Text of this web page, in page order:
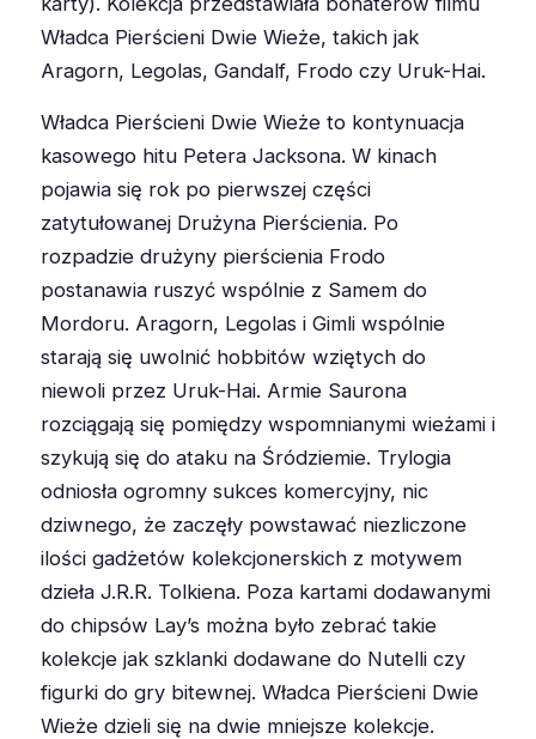
Władca Pierścieni Dwie Wieże, takich jak
Aragorn, Legolas, Gandalf, Frodo czy Uruk-Hai.
Władca Pierścieni Dwie Wieże to kontynuacja
kasowego hitu Petera Jacksona. W kinach
pojawia się rok po pierwszej części
zatytułowanej Drużyna Pierścienia. Po
rozpadzie drużyny pierścienia Frodo
postanawia ruszyć wspólnie z Samem do
Mordoru. Aragorn, Legolas i Gimli wspólnie
starają się uwolnić hobbitów wziętych do
niewoli przez Uruk-Hai. Armie Saurona
rozciągają się pomiędzy wspomnianymi wieżami i
szykują się do ataku na Śródziemie. Trylogia
odniosła ogromny sukces komercyjny, nic
dziwnego, że zaczęły powstawać niezliczone
ilości gadżetów kolekcjonerskich z motywem
dzieła J.R.R. Tolkiena. Poza kartami dodawanymi
do chipsów Lay’s można było zebrać takie
kolekcje jak szklanki dodawane do Nutelli czy
figurki do gry bitewnej. Władca Pierścieni Dwie
Wieże dzieli się na dwie mniejsze kolekcje.